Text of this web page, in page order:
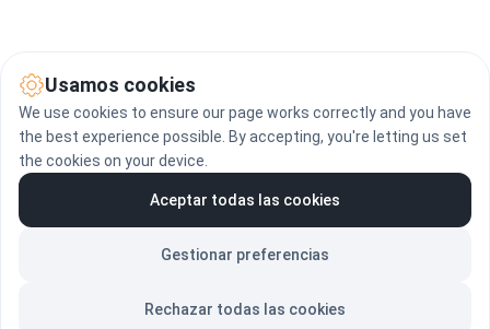
Usamos cookies
We use cookies to ensure our page works correctly and you have
the best experience possible. By accepting, you're letting us set
the cookies on your device.
Rechazar todas las cookies
Gestionar preferencias
Aceptar todas las cookies